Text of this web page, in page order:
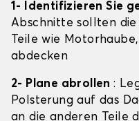
1- Identifizieren Sie
Abschnitte sollten
Teile wie
abdecken
2- Plane abrollen:
Polsterung auf das
an die anderen Teile